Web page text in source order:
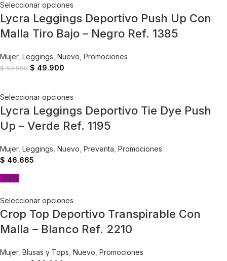
Seleccionar opciones
Lycra Leggings Deportivo Push Up Con
Malla Tiro Bajo – Negro Ref. 1385
Mujer, Leggings Nuevo Promociones
$59.900 $ 49.900
Seleccionar opciones
Lycra Leggings Deportivo Tie Dye Push
Up – Verde Ref. 1195
Mujer, Leggings Nuevo Preventa Promociones
$ 46.665
-20%
Seleccionar opciones
Crop Top Deportivo Transpirable Con
Malla – Blanco Ref. 2210
Mujer, Blusas y Tops Nuevo Promociones